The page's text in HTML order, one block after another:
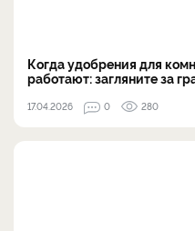
Когда удобрения для
работают: загляните за
17.04.2026 0 280